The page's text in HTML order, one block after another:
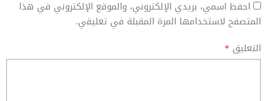
احفظ اسمي، بريدي الإلكتروني، والموقع الإلكتروني في هذا
المتصفح لاستخدامها المرة المقبلة في تعليقي.
التعليق *